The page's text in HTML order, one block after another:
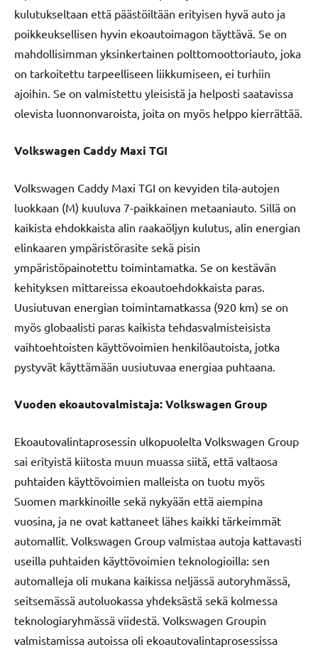
kulutukseltaan että päästöiltään erityisen hyvä auto ja
poikkeuksellisen hyvin ekoautoimagon täyttävä. Se on
mahdollisimman yksinkertainen polttomoottoriauto, joka
on tarkoitettu tarpeelliseen liikkumiseen, ei turhiin
ajoihin. Se on valmistettu yleisistä ja helposti saatavissa
olevista luonnonvaroista, joita on myös helppo kierrättää.
Volkswagen Caddy Maxi TGI
Volkswagen Caddy Maxi TGI on kevyiden tila-autojen
luokkaan (M) kuuluva 7-paikkainen metaaniauto. Sillä on
kaikista ehdokkaista alin raakaöljyn kulutus, alin energian
elinkaaren ympäristörasite sekä pisin
ympäristöpainotettu toimintamatka. Se on kestävän
kehityksen mittareissa ekoautoehdokkaista paras.
Uusiutuvan energian toimintamatkassa (920 km) se on
myös globaalisti paras kaikista tehdasvalmisteisista
vaihtoehtoisten käyttövoimien henkilöautoista, jotka
pystyvät käyttämään uusiutuvaa energiaa puhtaana.
Vuoden ekoautovalmistaja: Volkswagen Group
Ekoautovalintaprosessin ulkopuolelta Volkswagen Group
sai erityistä kiitosta muun muassa siitä, että valtaosa
puhtaiden käyttövoimien malleista on tuotu myös
Suomen markkinoille sekä nykyään että aiempina
vuosina, ja ne ovat kattaneet lähes kaikki tärkeimmät
automallit. Volkswagen Group valmistaa autoja kattavasti
useilla puhtaiden käyttövoimien teknologioilla: sen
automalleja oli mukana kaikissa neljässä autoryhmässä,
seitsemässä autoluokassa yhdeksästä sekä kolmessa
teknologiaryhmässä viidestä. Volkswagen Groupin
valmistamissa autoissa oli ekoautovalintaprosessissa